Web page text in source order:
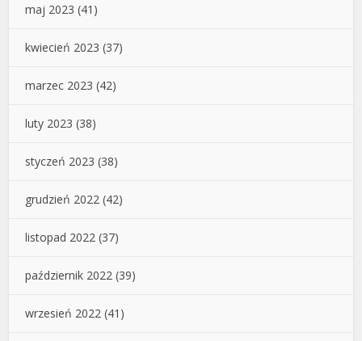
maj 2023 (41)
kwiecień 2023 (37)
marzec 2023 (42)
luty 2023 (38)
styczeń 2023 (38)
grudzień 2022 (42)
listopad 2022 (37)
październik 2022 (39)
wrzesień 2022 (41)